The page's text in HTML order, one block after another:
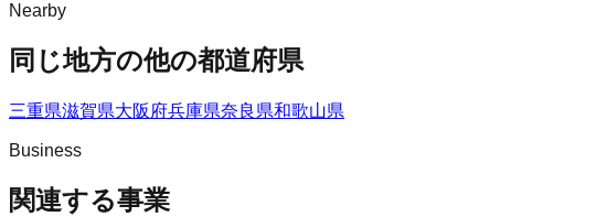
Nearby
同じ地方の他の都道府県
三重県滋賀県大阪府兵庫県奈良県和歌山県
Business
関連する事業